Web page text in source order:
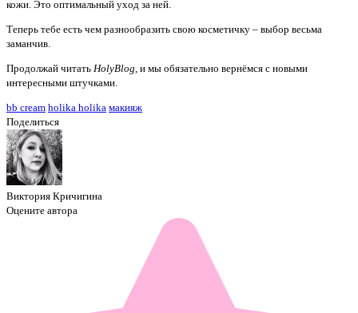
кожи. Это оптимальный уход за ней.
Теперь тебе есть чем разнообразить свою косметичку – выбор весьма
заманчив.
Продолжай читать HolyBlog , и мы обязательно вернёмся с новыми
интересными штучками.
bb cream holika holika макияж
Поделиться
Виктория Кричигина
Оцените автора